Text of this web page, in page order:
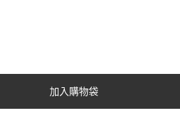
加入購物袋